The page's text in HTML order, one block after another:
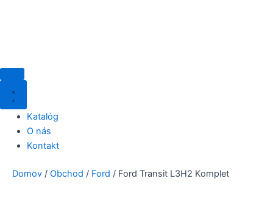
Katalóg
O nás
Kontakt
Domov / Obchod / Ford / Ford Transit L3H2 Komplet